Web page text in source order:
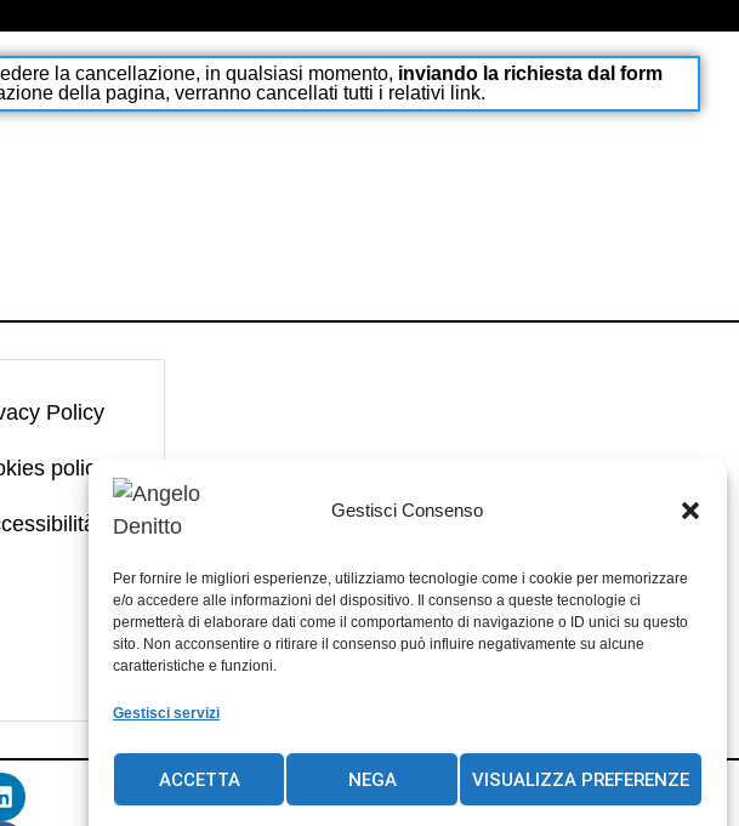
Gestisci Consenso
Per fornire le migliori esperienze, utilizziamo tecnologie come i cookie per memorizzare
e/o accedere alle informazioni del dispositivo. Il consenso a queste tecnologie ci
permetterà di elaborare dati come il comportamento di navigazione o ID unici su questo
sito. Non acconsentire o ritirare il consenso può influire negativamente su alcune
caratteristiche e funzioni.
Gestisci servizi
ACCETTA NEGA VISUALIZZA PREFERENZE
la cancellazione, in qualsiasi momento, inviando la richiesta dal form
della pagina, verranno cancellati tutti i relativi link.
Policy
policy